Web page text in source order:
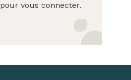
pour vous connecter.